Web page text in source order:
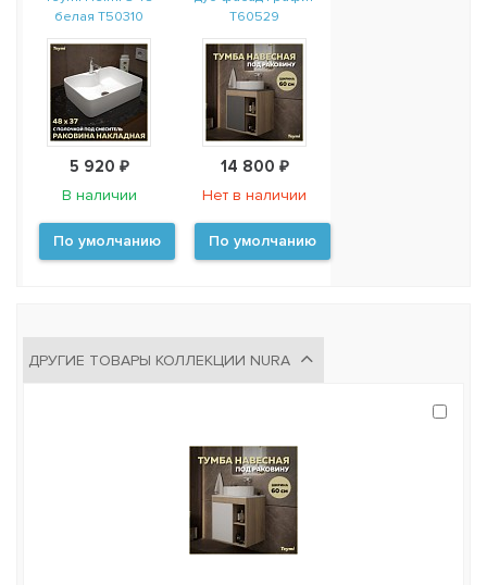
белая T50310
5 920 ₽
В наличии
По умолчанию
T60529
14 800 ₽
Нет в наличии
По умолчанию
ДРУГИЕ ТОВАРЫ КОЛЛЕКЦИИ NURA